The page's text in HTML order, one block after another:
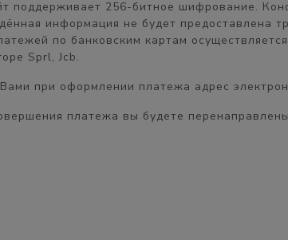
поддерживает 256-битное шифрование.
информация не будет предоставлена
по банковским картам
Sprl, Jcb.
при оформлении платежа адрес
платежа вы будете